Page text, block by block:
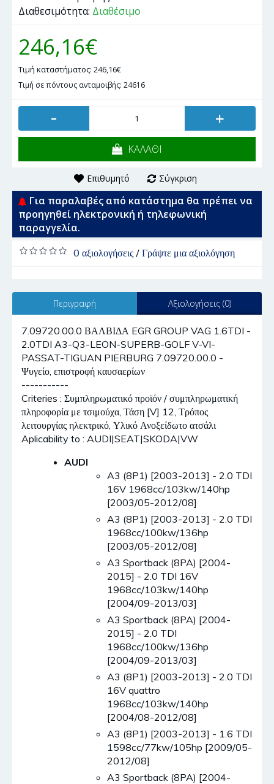
Διαθεσιμότητα: Διαθέσιμο
246,16€
Τιμή καταστήματος: 246,16€
Τιμή σε πόντους ανταμοιβής: 24616
- +
ΚΑΛΑΘΙ
Επιθυμητό Σύγκριση
Για παραλαβές από κατάστημα θα πρέπει να
προηγηθεί ηλεκτρονική ή τηλεφωνική
παραγγελία.
0 αξιολογήσεις/ Γράψτε μια αξιολόγηση
Περιγραφή Αξιολογήσεις (0)
7.09720.00.0 ΒΑΛΒΙΔΑ EGR GROUP VAG 1.6TDI -
2.0TDI A3-Q3-LEON-SUPERB-GOLF V-VI-
PASSAT-TIGUAN PIERBURG 7.09720.00.0 -
Ψυγείο, επιστροφή καυσαερίων
-----------
Criteries : Συμπληρωματικό προϊόν / συμπληρωματική
πληροφορία με τσιμούχα, Τάση [V] 12, Τρόπος
λειτουργίας ηλεκτρικό, Υλικό Ανοξείδωτο ατσάλι
Aplicability to : AUDI|SEAT|SKODA|VW
AUDI
A3 (8P1) [2003-2013] - 2.0 TDI
16V 1968cc/103kw/140hp
[2003/05-2012/08]
A3 (8P1) [2003-2013] - 2.0 TDI
1968cc/100kw/136hp
[2003/05-2012/08]
A3 Sportback (8PA) [2004-
2015] - 2.0 TDI 16V
1968cc/103kw/140hp
[2004/09-2013/03]
A3 Sportback (8PA) [2004-
2015] - 2.0 TDI
1968cc/100kw/136hp
[2004/09-2013/03]
A3 (8P1) [2003-2013] - 2.0 TDI
16V quattro
1968cc/103kw/140hp
[2004/08-2012/08]
A3 (8P1) [2003-2013] - 1.6 TDI
1598cc/77kw/105hp [2009/05-
2012/08]
A3 Sportback (8PA) [2004-